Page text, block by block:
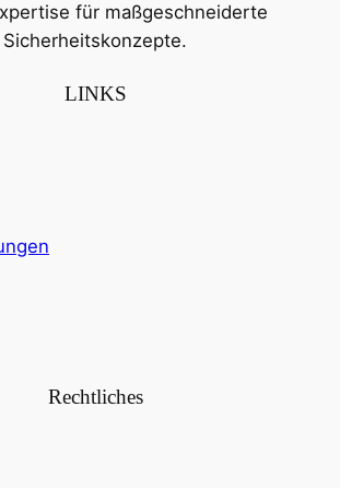
für maßgeschneiderte
Sicherheitskonzepte.
LINKS
Rechtliches